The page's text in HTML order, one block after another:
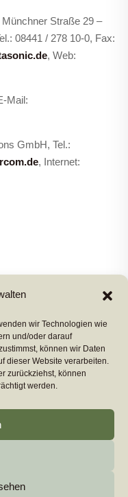
wir Technologien wie
und/oder darauf
können wir Daten
dieser Website verarbeiten.
zurückziehst, können
werden.
Straße 29 –
08441 / 278 10-0, Fax:
, Web:
Mail:
GmbH, Tel.:
, Internet:
Reserved by